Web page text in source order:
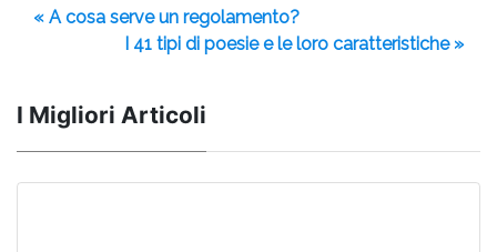
« A cosa serve un regolamento?
I 41 tipi di poesie e le loro caratteristiche »
I Migliori Articoli